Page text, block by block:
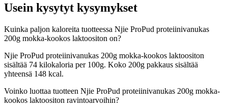
Usein kysytyt kysymykset
Kuinka paljon kaloreita tuotteessa Njie ProPud proteiinivanukas
200g mokka-kookos laktoositon on?
Njie ProPud proteiinivanukas 200g mokka-kookos laktoositon
sisältää 74 kilokaloria per 100g. Koko 200g pakkaus sisältää
yhteensä 148 kcal.
Voinko luottaa tuotteen Njie ProPud proteiinivanukas 200g mokka-
kookos laktoositon ravintoarvoihin?